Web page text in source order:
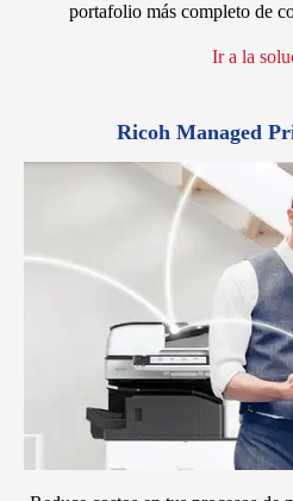
portafolio más completo de
Ir a la
Ricoh Managed